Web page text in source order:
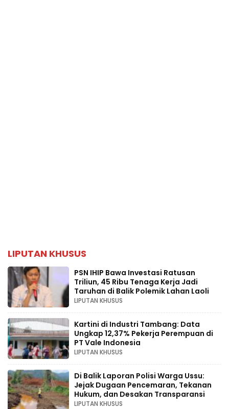
LIPUTAN KHUSUS
PSN IHIP Bawa Investasi Ratusan
Triliun, 45 Ribu Tenaga Kerja Jadi
Taruhan di Balik Polemik Lahan Laoli
LIPUTAN KHUSUS
Kartini di Industri Tambang: Data
Ungkap 12,37% Pekerja Perempuan di
PT Vale Indonesia
LIPUTAN KHUSUS
Di Balik Laporan Polisi Warga Ussu:
Jejak Dugaan Pencemaran, Tekanan
Hukum, dan Desakan Transparansi
LIPUTAN KHUSUS